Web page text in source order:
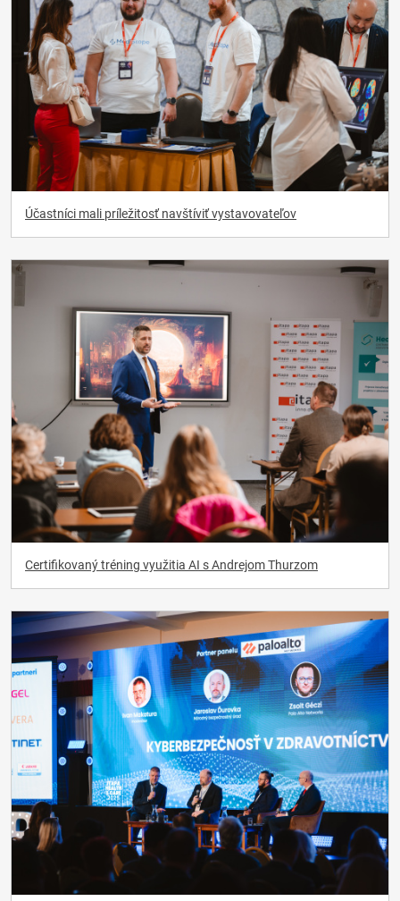
Účastníci mali príležitosť navštíviť vystavovateľov
Certifikovaný tréning využitia AI s Andrejom Thurzom